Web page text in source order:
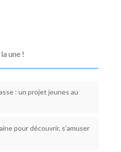
une !
: un projet jeunes au
pour découvrir, s’amuser